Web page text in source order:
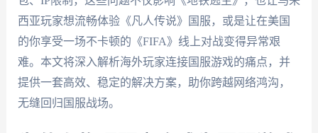
西亚玩家想流畅体验《凡人传说》国服，或是让在美国
的你享受一场不卡顿的《FIFA》线上对战变得异常艰
难。本文将深入解析海外玩家连接国服游戏的痛点，并
提供一套高效、稳定的解决方案，助你跨越网络鸿沟，
无缝回归国服战场。